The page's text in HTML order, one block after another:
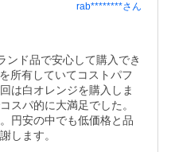
rab********さん
ンド品で安心して購入でき
所有していてコストパフ
は白オレンジを購入しま
スパ的に大満足でした。
円安の中でも低価格と品
します。